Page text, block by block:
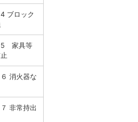
ブロック
5 家具等
消火器な
非常持出